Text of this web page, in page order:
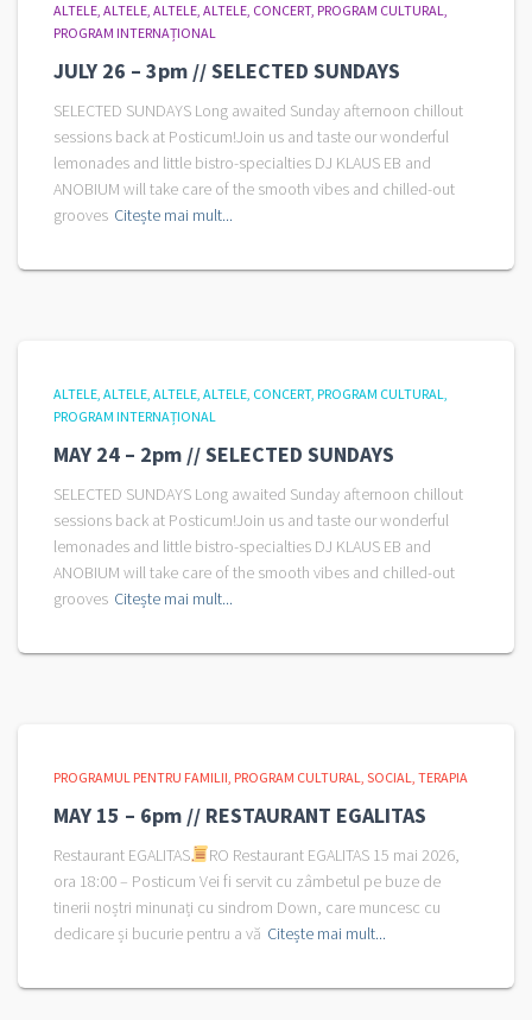
ALTELE ALTELE ALTELE ALTELE CONCERT PROGRAM CULTURAL
PROGRAM INTERNAȚIONAL
JULY 26 – 3pm // SELECTED SUNDAYS
SELECTED SUNDAYS Long awaited Sunday afternoon chillout
sessions back at Posticum!Join us and taste our wonderful
lemonades and little bistro-specialties DJ KLAUS EB and
ANOBIUM will take care of the smooth vibes and chilled-out
grooves Citește mai mult...
ALTELE ALTELE ALTELE ALTELE CONCERT PROGRAM CULTURAL
PROGRAM INTERNAȚIONAL
MAY 24 – 2pm // SELECTED SUNDAYS
SELECTED SUNDAYS Long awaited Sunday afternoon chillout
sessions back at Posticum!Join us and taste our wonderful
lemonades and little bistro-specialties DJ KLAUS EB and
ANOBIUM will take care of the smooth vibes and chilled-out
grooves Citește mai mult...
PROGRAMUL PENTRU FAMILII PROGRAM CULTURAL SOCIAL TERAPIA
MAY 15 – 6pm // RESTAURANT EGALITAS
Restaurant EGALITAS
RO Restaurant EGALITAS 15 mai 2026,
ora 18:00 – Posticum Vei fi servit cu zâmbetul pe buze de
tinerii noștri minunați cu sindrom Down, care muncesc cu
dedicare și bucurie pentru a vă Citește mai mult...